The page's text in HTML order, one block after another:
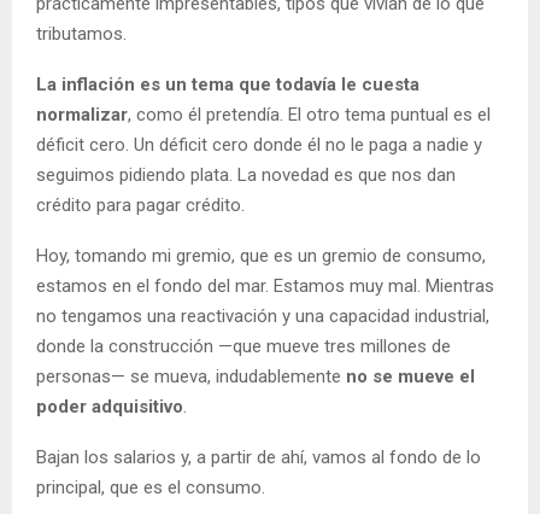
tributamos.
La inflación es un tema que todavía le cuesta
normalizar, como él pretendía. El otro tema puntual es el
déficit cero. Un déficit cero donde él no le paga a nadie y
seguimos pidiendo plata. La novedad es que nos dan
crédito para pagar crédito.
Hoy, tomando mi gremio, que es un gremio de consumo,
estamos en el fondo del mar. Estamos muy mal. Mientras
no tengamos una reactivación y una capacidad industrial,
donde la construcción —que mueve tres millones de
personas— se mueva, indudablemente no se mueve el
poder adquisitivo.
Bajan los salarios y, a partir de ahí, vamos al fondo de lo
principal, que es el consumo.